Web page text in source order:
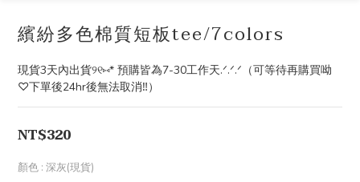
繽紛多色棉質短板tee/7colors
現貨3天內出貨୨୧⑅* 預購皆為7-30工作天.ᐟ.ᐟ.ᐟ（可等待再購買呦
♡下單後24hr後無法取消‼️）
NT$320
顏色 : 深灰(現貨)